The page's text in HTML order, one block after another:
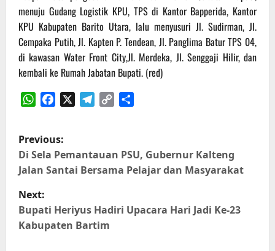
menuju Gudang Logistik KPU, TPS di Kantor Bapperida, Kantor
KPU Kabupaten Barito Utara, lalu menyusuri Jl. Sudirman, Jl.
Cempaka Putih, Jl. Kapten P. Tendean, Jl. Panglima Batur TPS 04,
di kawasan Water Front City,Jl. Merdeka, Jl. Senggaji Hilir, dan
kembali ke Rumah Jabatan Bupati. (red)
P
o
s
t
n
Previous:
Di Sela Pemantauan PSU, Gubernur Kalteng
Jalan Santai Bersama Pelajar dan Masyarakat
Next:
Bupati Heriyus Hadiri Upacara Hari Jadi Ke-23
Kabupaten Bartim